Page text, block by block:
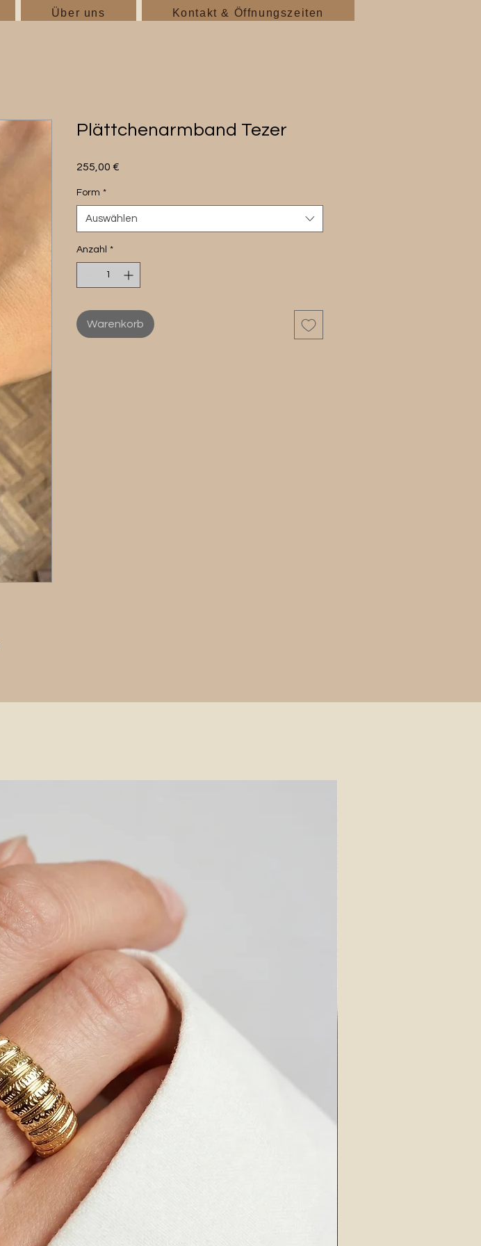
Über uns Kontakt & Öffnungszeiten
Plättchenarmband Tezer
255,00 €
Form *
Auswählen
Anzahl *
Warenkorb